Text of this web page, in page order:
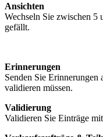
Ansichten
Wechseln Sie zwischen 5
gefällt.
Erinnerungen
Senden Sie Erinnerungen
validieren müssen.
Validierung
Validieren Sie Einträge